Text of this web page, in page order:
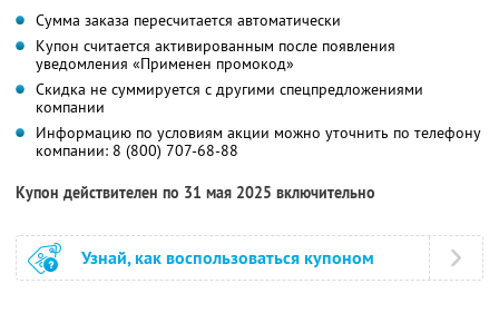
Сумма заказа пересчитается автоматически
Купон считается активированным после появления
уведомления «Применен промокод»
Скидка не суммируется с другими спецпредложениями
компании
Информацию по условиям акции можно уточнить по телефону
компании: 8 (800) 707-68-88
Купон действителен по 31 мая 2025 включительно
Узнай, как воспользоваться купоном